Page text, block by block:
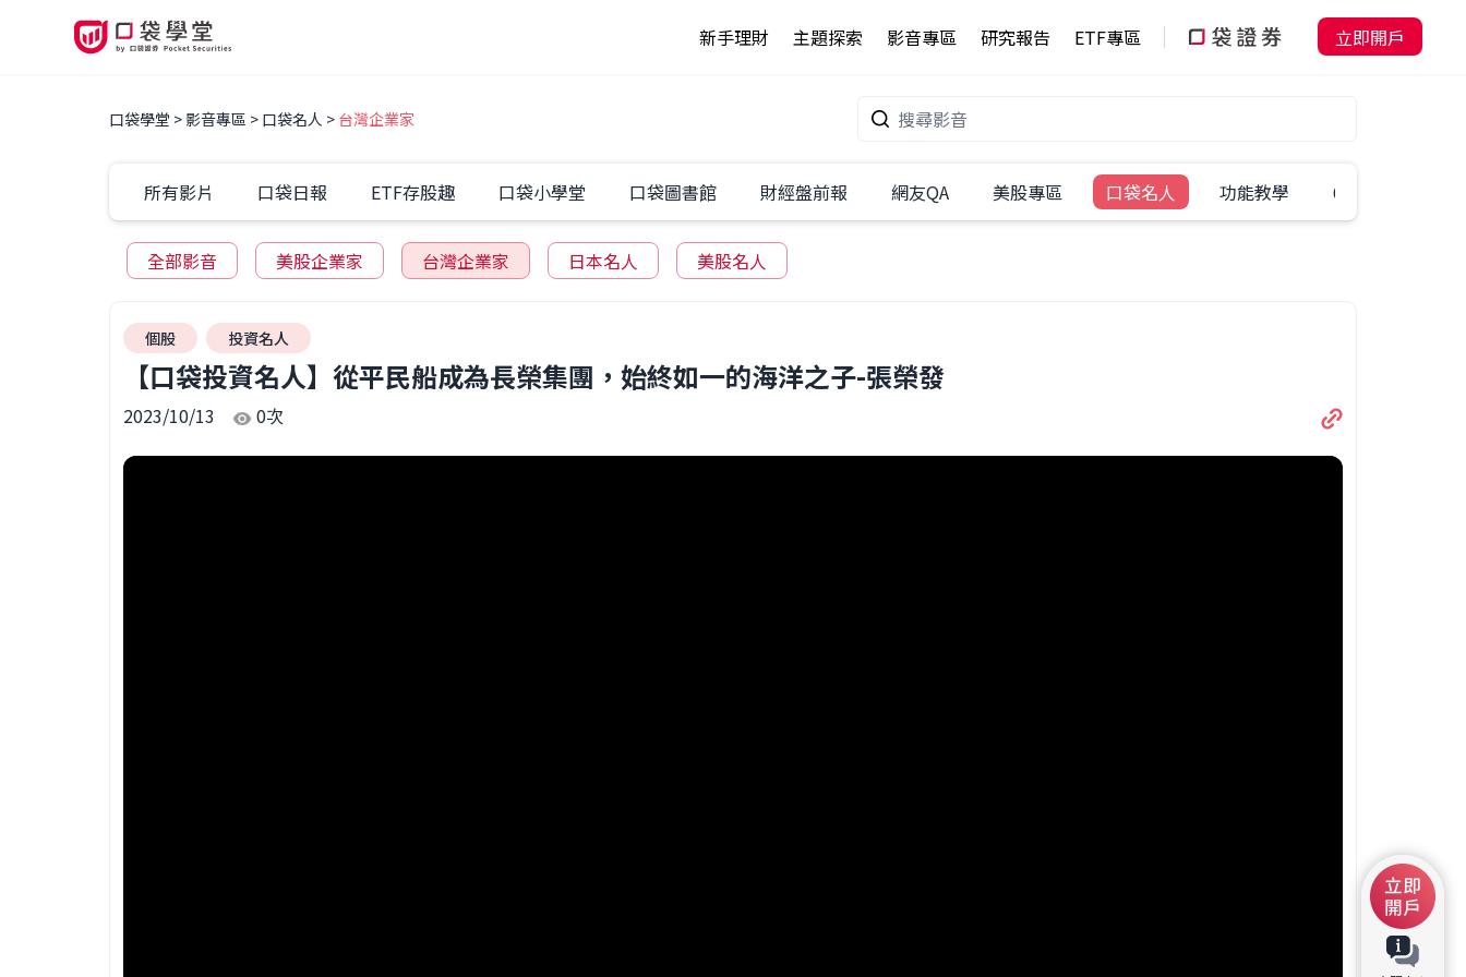
新手理財 主題探索 影音專區 研究報告 ETF專區 立即開戶
口袋學堂 影音專區 口袋名人 台灣企業家
所有影片 口袋日報 ETF存股趣 口袋小學堂 口袋圖書館 財經盤前報 網友QA 美股專區 口袋名人 功能教學 60秒學一招
全部影音 美股企業家 台灣企業家 日本名人 美股名人
個股 投資名人
【口袋投資名人】從平民船成為長榮集團，始終如一的海洋之子-張榮發
2023/10/13 0次